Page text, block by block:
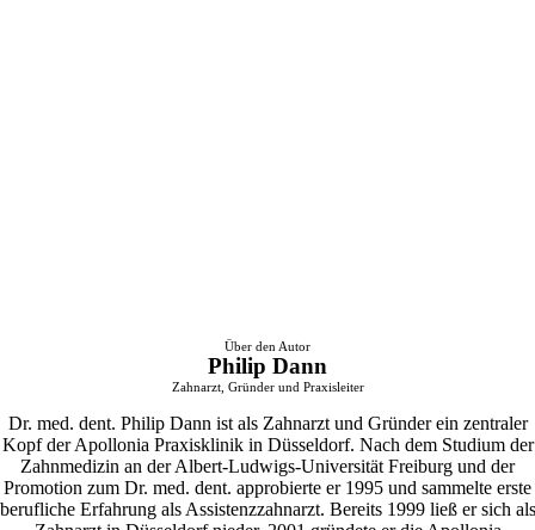
Über den Autor
Philip Dann
Zahnarzt, Gründer und Praxisleiter
Dr. med. dent. Philip Dann ist als Zahnarzt und Gründer ein zentraler
Kopf der Apollonia Praxisklinik in Düsseldorf. Nach dem Studium der
Zahnmedizin an der Albert-Ludwigs-Universität Freiburg und der
Promotion zum Dr. med. dent. approbierte er 1995 und sammelte erste
berufliche Erfahrung als Assistenzzahnarzt. Bereits 1999 ließ er sich als